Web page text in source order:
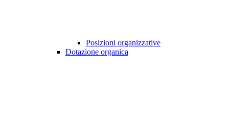
Posizioni organizzative
Dotazione organica